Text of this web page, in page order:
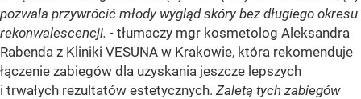
pozwala przywrócić młody wygląd skóry bez długiego okresu
rekonwalescencji. - tłumaczy mgr kosmetolog Aleksandra
Rabenda z Kliniki VESUNA w Krakowie, która rekomenduje
łączenie zabiegów dla uzyskania jeszcze lepszych
i trwałych rezultatów estetycznych. Zaletą tych zabiegów